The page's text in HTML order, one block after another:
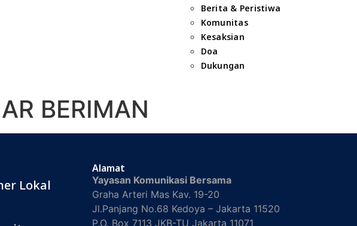
Berita & Peristiwa
Komunitas
Kesaksian
Doa
Dukungan
BERIMAN
Lokal
Alamat
Yayasan Komunikasi Bersama
Graha Arteri Mas Kav. 19-20
Jl.Panjang No.68 Kedoya – Jakarta 11520
P.O. Box 7113 JKB-TU Jakarta 11071